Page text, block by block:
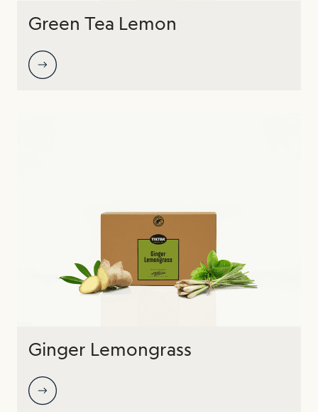
Green Tea Lemon
Ginger Lemongrass